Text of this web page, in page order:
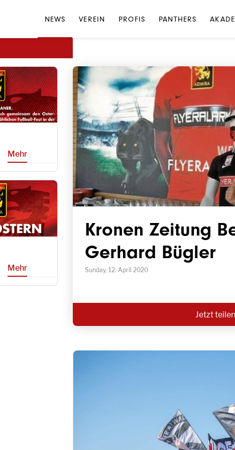
NEWS VEREIN PROFIS PANTHERS
Mehr
Mehr
Kronen Zeitung
Gerhard Bügler
Sunday, 12. April 2020
Jetzt teilen